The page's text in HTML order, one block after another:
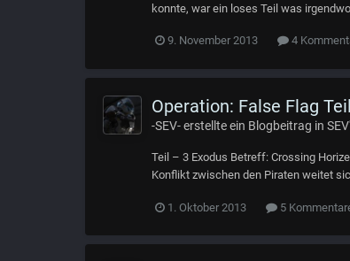
konnte, war ein loses Teil was
9. November 2013 4
Operation: False Flag
-SEV-erstellte ein Blogbeitrag in
Teil – 3 Exodus Betreff: Crossing
Konflikt zwischen den Piraten weitet
1. Oktober 2013 5